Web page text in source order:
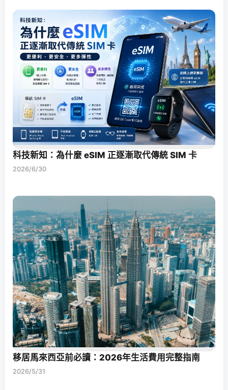
科技新知：為什麼 eSIM 正逐漸取代傳統 SIM 卡
2026/6/30
移居馬來西亞前必讀：2026年生活費用完整指南
2026/5/31